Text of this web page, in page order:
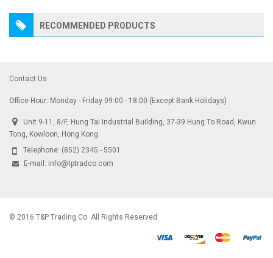
RECOMMENDED PRODUCTS
Contact Us
Office Hour: Monday - Friday 09:00 - 18:00 (Except Bank Holidays)
Unit 9-11, 8/F, Hung Tai Industrial Building, 37-39 Hung To Road, Kwun
Tong, Kowloon, Hong Kong
Telephone: (852) 2345 - 5501
E-mail: info@tptradco.com
© 2016 T&P Trading Co. All Rights Reserved.